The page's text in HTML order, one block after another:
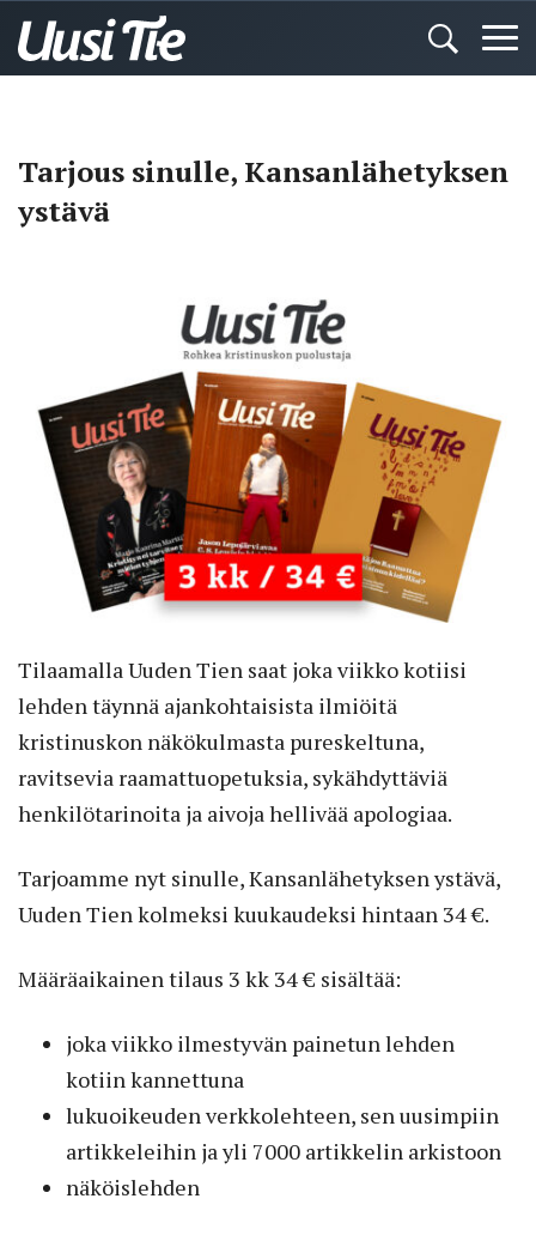
Tarjous sinulle, Kansanlähetyksen
ystävä
Tilaamalla Uuden Tien saat joka viikko kotiisi
lehden täynnä ajankohtaisista ilmiöitä
kristinuskon näkökulmasta pureskeltuna,
ravitsevia raamattuopetuksia, sykähdyttäviä
henkilötarinoita ja aivoja hellivää apologiaa.
Tarjoamme nyt sinulle, Kansanlähetyksen ystävä,
Uuden Tien kolmeksi kuukaudeksi hintaan 34 €.
Määräaikainen tilaus 3 kk 34 € sisältää:
joka viikko ilmestyvän painetun lehden
kotiin kannettuna
lukuoikeuden verkkolehteen, sen uusimpiin
artikkeleihin ja yli 7000 artikkelin arkistoon
näköislehden